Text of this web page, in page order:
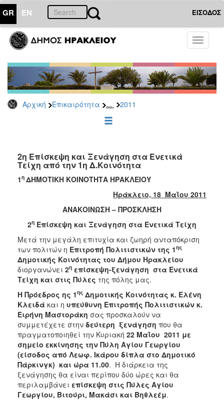
GR EN ΕΙΣΟΔΟΣ
Toggle
Αρχική Επικαιρότητα ... 2011
ΕΠΙΚΑΙΡΟΤΗΤΑ
Τύπου
Αρχείο
2026
2025
2022
2021
2020
2017
2016
2015
2013
2012
2011
2010
2006
ΔΗΜΟΤΗΣ
2η Επίσκεψη και Ξενάγηση στα Ενετικά
Τείχη από την 1η Δ.Κοινότητα
1η ΔΗΜΟΤΙΚΗ ΚΟΙΝΟΤΗΤΑ ΗΡΑΚΛΕΙΟΥ
Ηράκλειο, 18 Μαΐου 2011
ΑΝΑΚΟΙΝΩΣΗ – ΠΡΟΣΚΛΗΣΗ
2η Επίσκεψη και Ξενάγηση στα Ενετικά Τείχη
Μετά την μεγάλη επιτυχία και ζωηρή ανταπόκριση
των πολιτών η Επιτροπή Πολιτιστικών της 1ης
Δημοτικής Κοινότητας του Δήμου Ηρακλείου
διοργανώνει 2η επίσκεψη-ξενάγηση στα Ενετικά
Τείχη και στις Πύλες της πόλης μας.
Η Πρόεδρος ης 1ης Δημοτικής Κοινότητας κ. Ελένη
Κλειδά και η υπεύθυνη Επιτροπής Πολιτιστικών κ.
Ειρήνη Μαστοράκη σας προσκαλούν να
συμμετέχετε στην δεύτερη ξενάγηση που θα
πραγματοποιηθεί την Κυριακή 22 Μαΐου 2011 με
σημείο εκκίνησης την Πύλη Αγίου Γεωργίου
(είσοδος από Λεωφ. Ικάρου δίπλα στο Δημοτικό
Πάρκινγκ) και ώρα 11.00. Η διάρκεια της
ξενάγησης θα είναι περίπου δύο ώρες και θα
περιλαμβάνει επίσκεψη στις Πύλες Αγίου
Γεωργίου, Βιτούρι, Μακάσι και Βηθλεέμ.